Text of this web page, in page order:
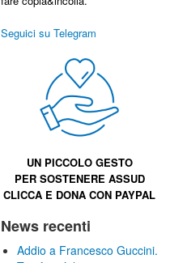
Seguici su Telegram
UN PICCOLO GESTO
PER SOSTENERE ASSUD
CLICCA E DONA CON PAYPAL
News recenti
Addio a Francesco Guccini.